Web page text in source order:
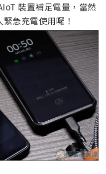
裝置補足電量，當然
急充電使用囉！